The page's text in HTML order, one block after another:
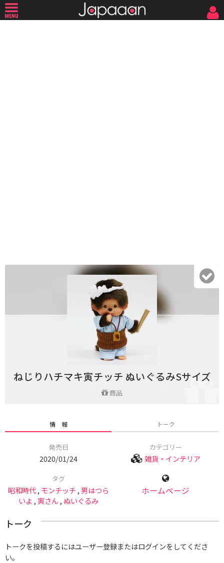
ねじりハチマキ寅チッチ ぬいぐるみSサイズ
商品
情 報 トーク
発売日
2020/01/24
カテゴリー
雑貨・インテリア
タグ
昭和時代, モンチッチ ,男はつら
いよ , 寅さん , ぬいぐるみ
ホームページ
トーク
トークを投稿するにはユーザー登録またはログインをしてくださ
い。